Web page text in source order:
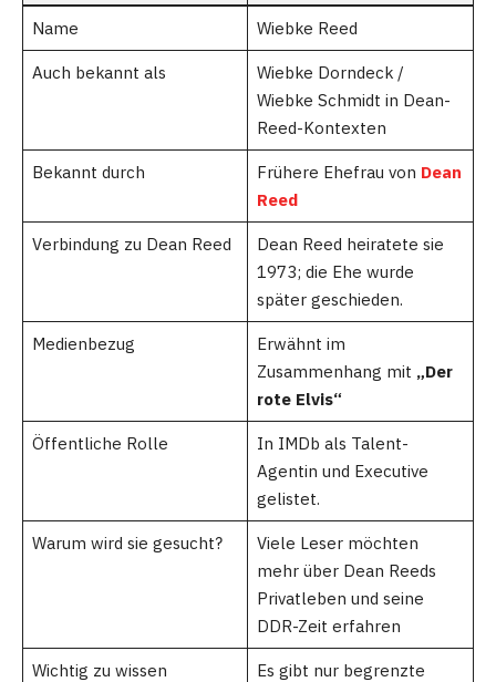
Name Wiebke Reed
Auch bekannt als
Wiebke Dorndeck /
Wiebke Schmidt in Dean-
Reed-Kontexten
Bekannt durch Frühere Ehefrau von Dean
Reed
Verbindung zu Dean Reed
Dean Reed heiratete sie
1973; die Ehe wurde
später geschieden.
Medienbezug
Erwähnt im
Zusammenhang mit „Der
rote Elvis“
Öffentliche Rolle
In IMDb als Talent-
Agentin und Executive
gelistet.
Warum wird sie gesucht?
Viele Leser möchten
mehr über Dean Reeds
Privatleben und seine
DDR-Zeit erfahren
Wichtig zu wissen
Es gibt nur begrenzte